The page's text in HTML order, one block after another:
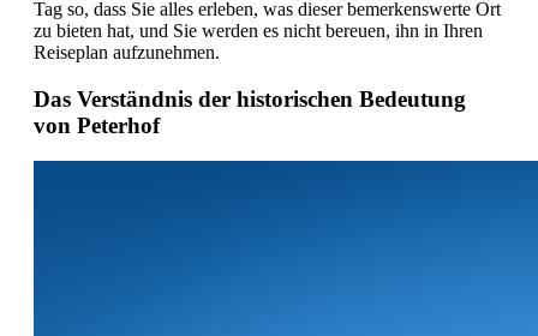
Tag so, dass Sie alles erleben, was dieser bemerkenswerte Ort
zu bieten hat, und Sie werden es nicht bereuen, ihn in Ihren
Reiseplan aufzunehmen.
Das Verständnis der historischen Bedeutung
von Peterhof